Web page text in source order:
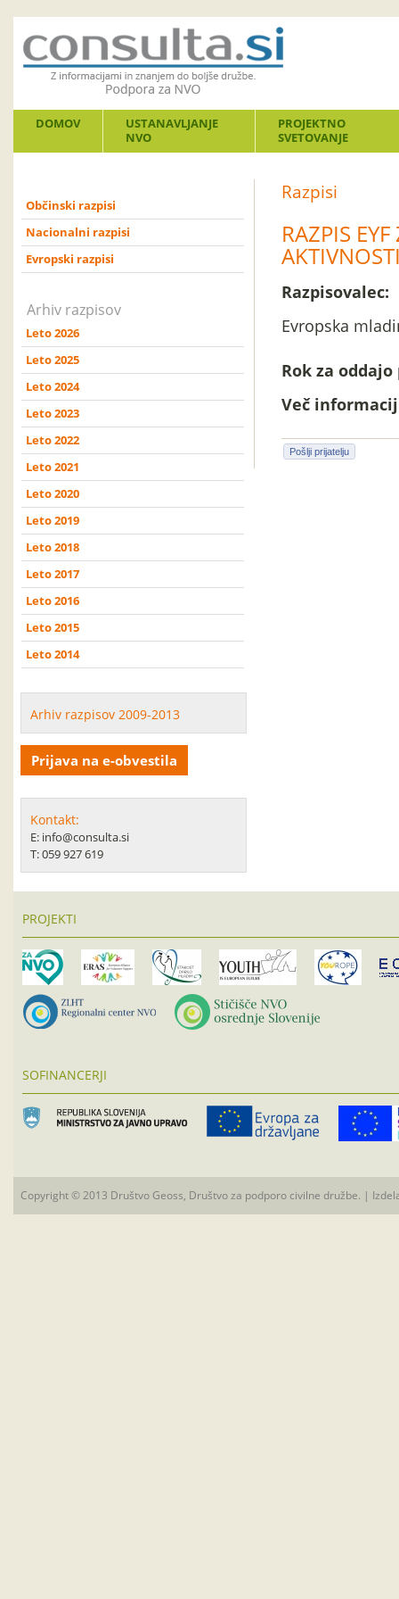
DOMOV
USTANAVLJANJE
NVO
PROJEKTNO
SVETOVANJE
Občinski razpisi
Nacionalni razpisi
Evropski razpisi
Arhiv razpisov
Leto 2026
Leto 2025
Leto 2024
Leto 2023
Leto 2022
Leto 2021
Leto 2020
Leto 2019
Leto 2018
Leto 2017
Leto 2016
Leto 2015
Leto 2014
Arhiv razpisov 2009-2013
Prijava na e-obvestila
Kontakt:
E: info@consulta.si
T: 059 927 619
Razpisi
RAZPIS
Razpisovalec:
Evropska
Rok za
Več
Pošlji prijatelju
PROJEKTI
SOFINANCERJI
Copyright © 2013 Društvo Geoss, Društvo za podporo civilne družbe. |